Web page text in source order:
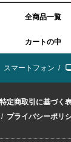
全商品一覧
カートの中
スマートフォン /
特定商取引に基づく
/ プライバシーポリ